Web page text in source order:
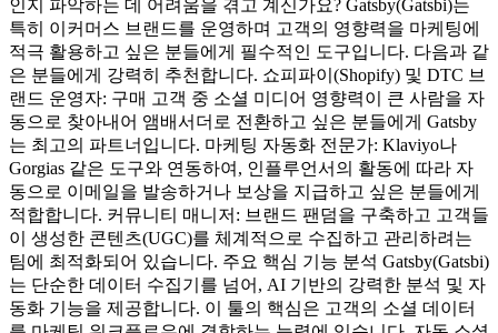
인지 파악하는 데 어려움을 겪고 계신가요? Gatsby(Gatsbi)는
특히 이커머스 브랜드를 운영하며 고객의 영향력을 마케팅에
적극 활용하고 싶은 분들에게 필수적인 도구입니다. 다음과 같
은 분들에게 강력히 추천합니다. 쇼피파이(Shopify) 및 DTC 브
랜드 운영자: 구매 고객 중 소셜 미디어 영향력이 큰 사람을 자
동으로 찾아내어 앰배서더로 전환하고 싶은 분들에게 Gatsby
는 최고의 파트너입니다. 마케팅 자동화 전문가: Klaviyo나
Gorgias 같은 도구와 연동하여, 인플루언서의 활동에 따라 자
동으로 이메일을 발송하거나 보상을 지급하고 싶은 분들에게
적합합니다. 커뮤니티 매니저: 브랜드 팬덤을 구축하고 고객들
이 생성한 콘텐츠(UGC)를 체계적으로 수집하고 관리하려는
팀에 최적화되어 있습니다. 주요 핵심 기능 분석 Gatsby(Gatsbi)
는 단순한 데이터 수집기를 넘어, AI 기반의 강력한 분석 및 자
동화 기능을 제공합니다. 이 툴의 핵심은 고객의 소셜 데이터